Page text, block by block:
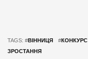
TAGS: #ВІННИЦЯ #КОНКУРС
ЗРОСТАННЯ